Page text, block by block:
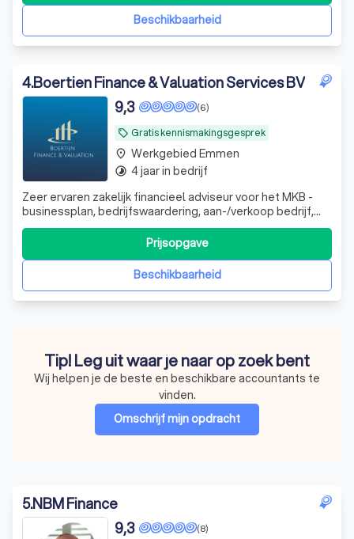
Beschikbaarheid
4.Boertien Finance & Valuation Services BV
local_offer Gratis kennismakingsgesprek
(6)
9,3
Zeer ervaren zakelijk financieel adviseur voor het MKB -
businessplan, bedrijfswaardering, aan-/verkoop bedrijf,
werknemersparticipaties, financieel zwaar weer en whoa
trajecten. DGA advisering
Beschikbaarheid
Prijsopgave
place Werkgebied Emmen
timelapse 4 jaar in bedrijf
Tip! Leg uit waar je naar op zoek bent
Wij helpen je de beste en beschikbare accountants te
vinden.
Omschrijf mijn opdracht
5.NBM Finance
(8)
9,3